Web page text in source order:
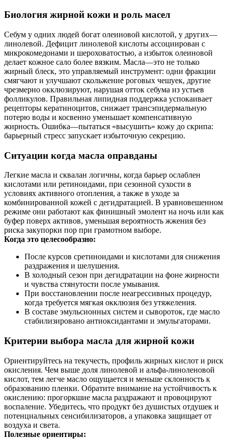
Биология жирной кожи и роль масел
Себум у одних людей богат олеиновой кислотой, у других—
линолевой. Дефицит линолевой кислоты ассоциирован с
микрокомедонами и шероховатостью, а избыток олеиновой
делает кожное сало более вязким. Масла—это не только
жирный блеск, это управляемый инструмент: одни фракции
смягчают и улучшают скольжение роговых чешуек, другие
чрезмерно окклюзируют, нарушая отток себума из устьев
фолликулов. Правильная липидная поддержка успокаивает
рецепторы кератиноцитов, снижает трансэпидермальную
потерю воды и косвенно уменьшает компенсативную
жирность. Ошибка—пытаться «высушить» кожу до скрипа:
барьерный стресс запускает избыточную секрецию.
Ситуации когда масла оправданы
Легкие масла и сквалан логичны, когда барьер ослаблен
кислотами или ретиноидами, при сезонной сухости в
условиях активного отопления, а также в уходе за
комбинированной кожей с дегидратацией. В уравновешенном
режиме они работают как финишный эмолент на ночь или как
буфер поверх активов, уменьшая вероятность жжения без
риска закупорки пор при грамотном выборе.
Когда это целесообразно:
После курсов сретиноидами и кислотами для снижения
раздражения и шелушения.
В холодный сезон при дегидратации на фоне жирности
и чувства стянутости после умывания.
При восстановлении после неагрессивных процедур,
когда требуется мягкая окклюзия без утяжеления.
В составе эмульсионных систем и сывороток, где масло
стабилизировано антиоксидантами и эмульгаторами.
Критерии выбора масла для жирной кожи
Ориентируйтесь на текучесть, профиль жирных кислот и риск
окисления. Чем выше доля линолевой и альфа-линоленовой
кислот, тем легче масло ощущается и меньше склонность к
образованию пленки. Обратите внимание на устойчивость к
окислению: прогоркшие масла раздражают и провоцируют
воспаление. Убедитесь, что продукт без душистых отдушек и
потенциальных сенсибилизаторов, а упаковка защищает от
воздуха и света.
Полезные ориентиры: